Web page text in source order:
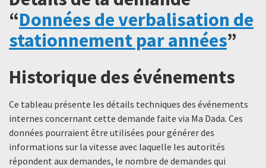
“Données de verbalisation de
stationnement par années”
Historique des événements
Ce tableau présente les détails techniques des événements
internes concernant cette demande faite via Ma Dada. Ces
données pourraient être utilisées pour générer des
informations sur la vitesse avec laquelle les autorités
répondent aux demandes, le nombre de demandes qui